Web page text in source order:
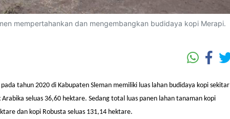
mempertahankan dan mengembangkan budidaya kopi Merapi.
tahun 2020 di Kabupaten Sleman memiliki luas lahan budidaya kopi sekitar
seluas 36,60 hektare. Sedang total luas panen lahan tanaman kopi
dan kopi Robusta seluas 131,14 hektare.